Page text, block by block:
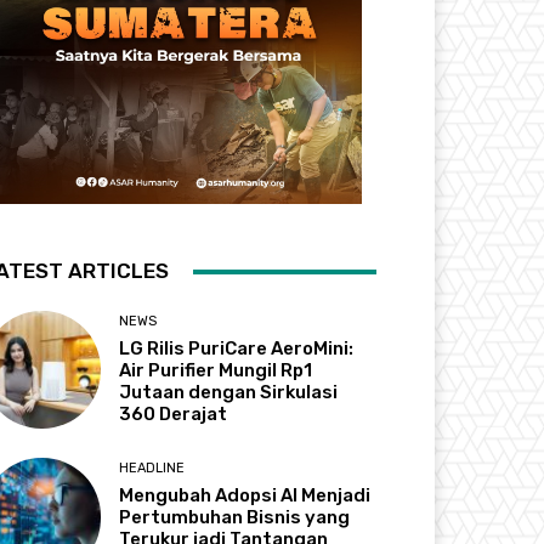
ARTICLES
NEWS
LG Rilis PuriCare AeroMini:
Air Purifier Mungil Rp1
Jutaan dengan Sirkulasi
360 Derajat
HEADLINE
Mengubah Adopsi AI Menjadi
Pertumbuhan Bisnis yang